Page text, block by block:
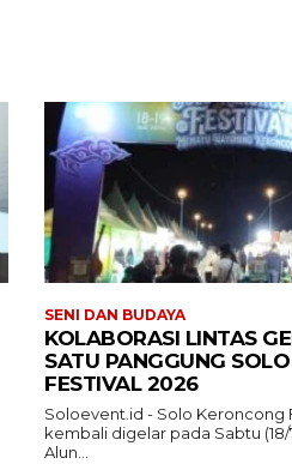
SENI DAN BUDAYA
KOLABORASI LINTAS
SATU PANGGUNG
FESTIVAL 2026
Soloevent.id - Solo Keroncong
kembali digelar pada Sabtu (18/
Alun...